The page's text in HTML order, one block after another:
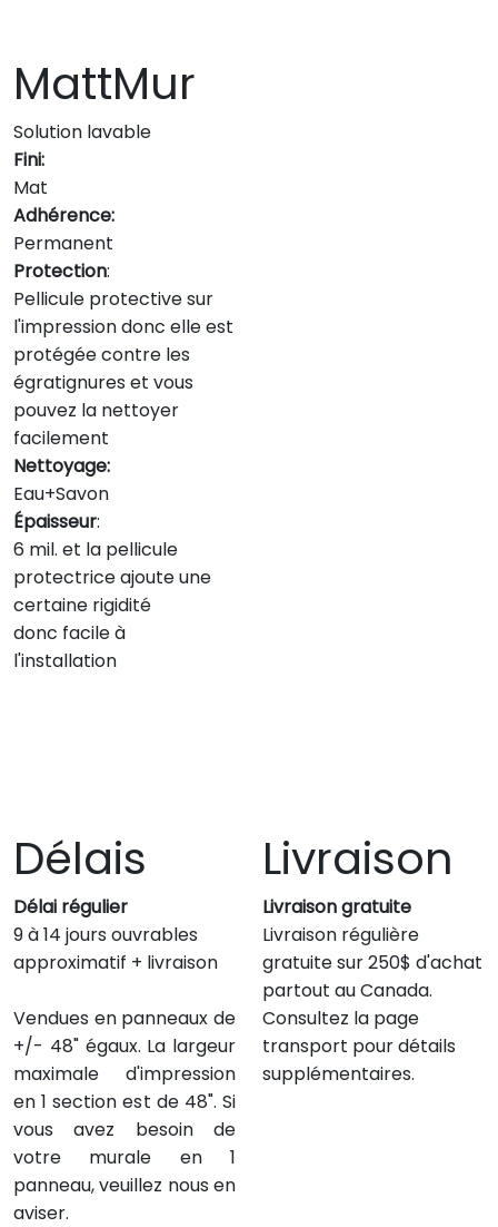
MattMur
Solution lavable
Fini:
Mat
Adhérence:
Permanent
Protection:
Pellicule protective sur
l'impression donc elle est
protégée contre les
égratignures et vous
pouvez la nettoyer
facilement
Nettoyage:
Eau+Savon
Épaisseur:
6 mil. et la pellicule
protectrice ajoute une
certaine rigidité
donc facile à
l'installation
Délais
Délai régulier
9 à 14 jours ouvrables
approximatif + livraison
Vendues en panneaux de
+/- 48" égaux. La largeur
maximale d'impression
en 1 section est de 48". Si
vous avez besoin de
votre murale en 1
panneau, veuillez nous en
aviser.
Livraison
Livraison gratuite
Livraison régulière
gratuite sur 250$ d'achat
partout au Canada.
Consultez la page
transport pour détails
supplémentaires.